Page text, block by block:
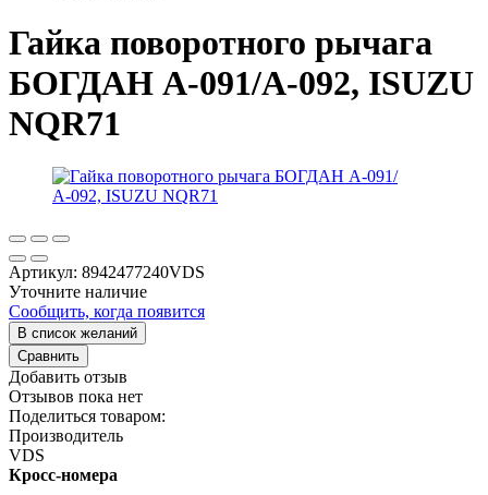
Гайка поворотного рычага
БОГДАН А-091/А-092, ISUZU
NQR71
Артикул: 8942477240VDS
Уточните наличие
Сообщить, когда появится
В список желаний
Сравнить
Добавить отзыв
Отзывов пока нет
Поделиться товаром:
Производитель
VDS
Кросс-номера